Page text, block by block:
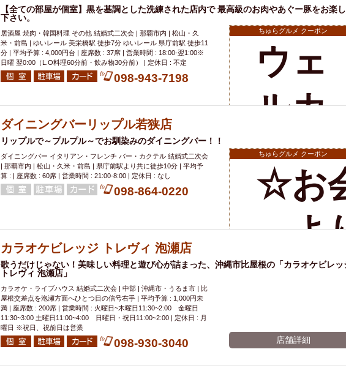
【全ての部屋が個室】黒を基調とした洗練された店内で 最高級のお肉やあぐー豚をお楽
下さい。
居酒屋 焼肉・韓国料理 その他 結婚式二次会 | 那覇市内 | 松山・久
米・前島 | ゆいレール 美栄橋駅 徒歩7分 ゆいレール 県庁前駅 徒歩11
分 | 平均予算 : 4,000円台 | 座席数 : 37席 | 営業時間 : 18:00-翌1:00※
日曜 翌0:00（L.O料理60分前・飲み物30分前） | 定休日 : 不定
098-943-7198
ちゅらグルメ クーポン
ウェ
ルカ
ムド
リン
ービ
ダイニングバーリップル若狭店
リップルで～プルプル～でお馴染みのダイニングバー！！
ダイニングバー イタリアン・フレンチ バー・カクテル 結婚式二次会
| 那覇市内 | 松山・久米・前島 | 県庁前駅より共に徒歩10分 | 平均予
算 : | 座席数 : 60席 | 営業時間 : 21:00-8:00 | 定休日 : なし
098-864-0220
ちゅらグルメ クーポン
☆お
よ
カラオケビレッジ トレヴィ 泡瀬店
歌うだけじゃない！美味しい料理と遊び心が詰まった、沖縄市比屋根の「カラオケビレッ
トレヴィ 泡瀬店」
カラオケ・ライブハウス 結婚式二次会 | 中部 | 沖縄市・うるま市 | 比
屋根交差点を泡瀬方面へひとつ目の信号右手 | 平均予算 : 1,000円未
満 | 座席数 : 200席 | 営業時間 : 火曜日~木曜日11:30~2:00 金曜日
11:30~3:00 土曜日11:00~4:00 日曜日・祝日11:00~2:00 | 定休日 : 月
曜日 ※祝日、祝前日は営業
098-930-3040 店舗詳細